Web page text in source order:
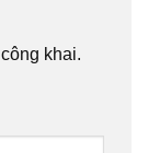
khai.